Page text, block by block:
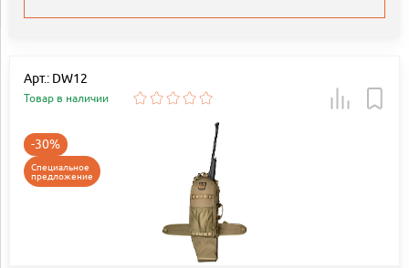
Арт.: DW12
Товар в наличии
-30%
Специальное
предложение